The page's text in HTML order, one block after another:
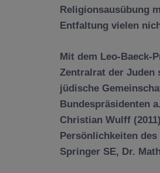
Religionsausübung
Entfaltung vielen
Mit dem Leo-Baeck-
Zentralrat der Juden
jüdische
Bundespräsidenten
Christian Wulff
Persönlichkeiten
Springer SE, Dr.